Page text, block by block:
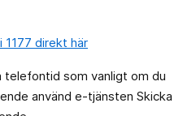
direkt här
telefontid som vanligt om du
använd e-tjänsten Skicka